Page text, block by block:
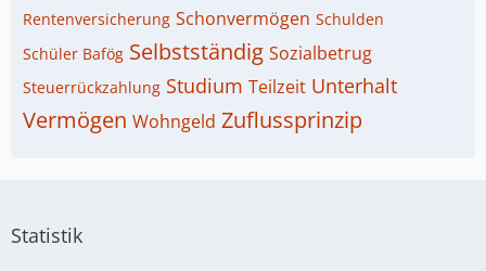
Rentenversicherung Schonvermögen Schulden
Schüler Bafög Selbstständig Sozialbetrug
Steuerrückzahlung Studium Teilzeit Unterhalt
Vermögen Wohngeld Zuflussprinzip
Statistik